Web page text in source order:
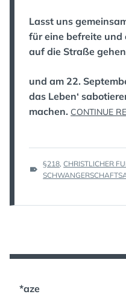
Lasst uns
für eine befreite und
auf die Straße gehen
und am 22.
das Leben‘
machen. CONTINUE
TAGS
:
§218,CHRISTLICHER
*aze